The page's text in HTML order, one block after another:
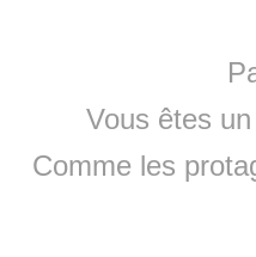
Vous êtes
Comme les